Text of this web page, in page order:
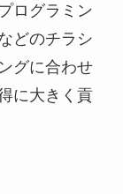
ログラミン
どのチラシ
グに合わせ
に大きく貢